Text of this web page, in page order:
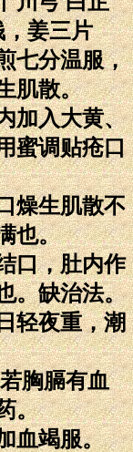
姜三片
七分温服，
肌散。
加入大黄、
蜜调贴疮口
燥生肌散不
也。
口，肚内作
。缺治法。
轻夜重，潮
胸膈有血
。
血竭服。